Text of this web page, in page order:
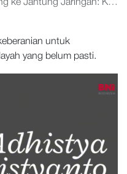
Kisah Kepemimpinan Adistya Kristianto di BNI Indonesia
untuk
yang belum pasti.